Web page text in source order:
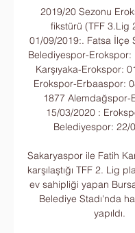
2019/20 Sezonu
fikstürü (TFF 3.Lig
01/09/2019:. Fatsa İlçe
Belediyespor-Erokspor:
Karşıyaka-Erokspor:
Erokspor-Erbaaspor:
1877 Alemdağspor-
15/03/2020 :
Belediyespor: 22/
Sakaryaspor ile Fatih
karşılaştığı TFF 2. Lig
ev sahipliği yapan
Belediye Stadı'nda
yapıldı.